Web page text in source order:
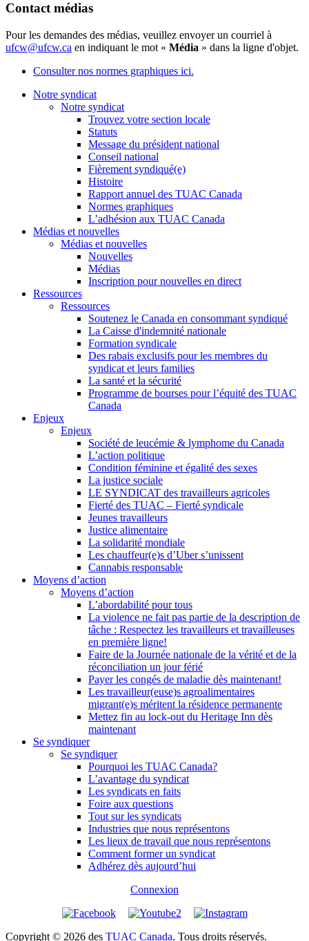
Contact médias
Pour les demandes des médias, veuillez envoyer un courriel à
ufcw@ufcw.ca en indiquant le mot « Média » dans la ligne d'objet.
Consulter nos normes graphiques ici.
Notre syndicat
Notre syndicat
Trouvez votre section locale
Statuts
Message du président national
Conseil national
Fièrement syndiqué(e)
Histoire
Rapport annuel des TUAC Canada
Normes graphiques
L’adhésion aux TUAC Canada
Médias et nouvelles
Médias et nouvelles
Nouvelles
Médias
Inscription pour nouvelles en direct
Ressources
Ressources
Soutenez le Canada en consommant syndiqué
La Caisse d'indemnité nationale
Formation syndicale
Des rabais exclusifs pour les membres du
syndicat et leurs families
La santé et la sécurité
Programme de bourses pour l’équité des TUAC
Canada
Enjeux
Enjeux
Société de leucémie & lymphome du Canada
L’action politique
Condition féminine et égalité des sexes
La justice sociale
LE SYNDICAT des travailleurs agricoles
Fierté des TUAC – Fierté syndicale
Jeunes travailleurs
Justice alimentaire
La solidarité mondiale
Les chauffeur(e)s d’Uber s’unissent
Cannabis responsable
Moyens d’action
Moyens d’action
L’abordabilité pour tous
La violence ne fait pas partie de la description de
tâche : Respectez les travailleurs et travailleuses
en première ligne!
Faire de la Journée nationale de la vérité et de la
réconciliation un jour férié
Payer les congés de maladie dès maintenant!
Les travailleur(euse)s agroalimentaires
migrant(e)s méritent la résidence permanente
Mettez fin au lock-out du Heritage Inn dès
maintenant
Se syndiquer
Se syndiquer
Pourquoi les TUAC Canada?
L’avantage du syndicat
Les syndicats en faits
Foire aux questions
Tout sur les syndicats
Industries que nous représentons
Les lieux de travail que nous représentons
Comment former un syndicat
Adhérez dès aujourd’hui
Connexion
Copyright © 2026 des TUAC Canada. Tous droits réservés.